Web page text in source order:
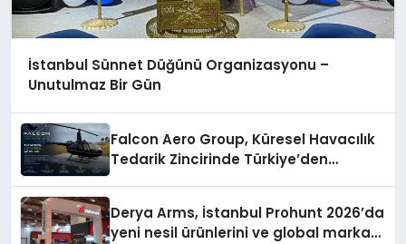
İstanbul Sünnet Düğünü Organizasyonu –
Unutulmaz Bir Gün
Falcon Aero Group, Küresel Havacılık
Tedarik Zincirinde Türkiye’den
Derya Arms, İstanbul Prohunt 2026’da
yeni nesil ürünlerini ve global marka